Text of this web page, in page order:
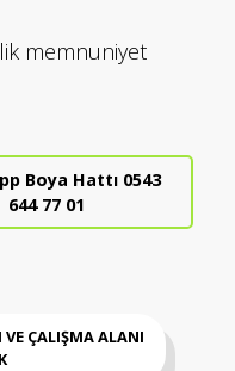
memnuniyet
Boya Hattı 0543
644 77 01
VE ÇALIŞMA ALANI